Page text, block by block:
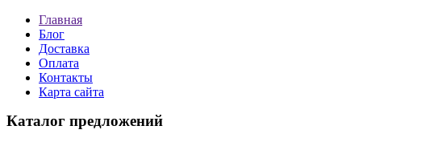
Главная
Блог
Доставка
Оплата
Контакты
Карта сайта
Каталог предложений